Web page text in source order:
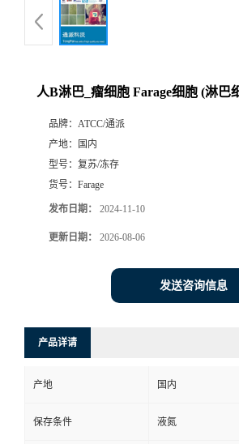
人B淋巴_瘤细胞 Farage细胞 (淋巴
品牌： ATCC/通派
产地：
国内
型号： 复苏/冻存
货号： Farage
发布日期： 2024-11-10
更新日期： 2026-08-06
发送咨询信息
产品详请
产地 国内
保存条件 液氮